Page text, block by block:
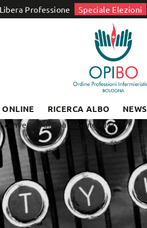
Libera Professione Speciale Elezioni
ONLINE RICERCA ALBO NEWS